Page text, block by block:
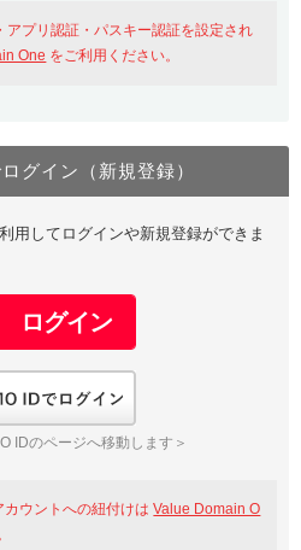
バーを含む最新の機能を使う方
Oneにログイン
Amazon
Domain Oneのログイン画面へ遷移します
Oneアカウント作成
も登録可能
Yahoo!
アプリ認証・パスキー認証を設定され
One をご利用ください。
グイン（新規登録）
用してログインや新規登録ができま
IDのページへ移動します＞
カウントへの紐付けはValue Domain O